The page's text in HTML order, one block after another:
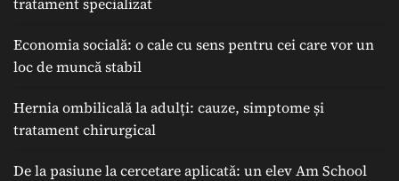
Economia socială: o cale cu sens pentru cei care vor un
loc de muncă stabil
Hernia ombilicală la adulți: cauze, simptome și
tratament chirurgical
De la pasiune la cercetare aplicată: un elev Am School